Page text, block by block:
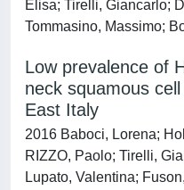
Elisa; Tirelli, Giancarlo;
Tommasino, Massimo;
Low prevalence of
neck squamous
East Italy
2016 Baboci, Lorena;
RIZZO, Paolo; Tirelli,
Lupato, Valentina;